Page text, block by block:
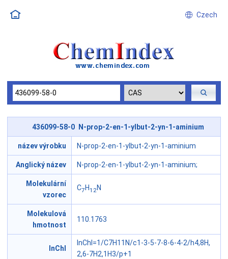
Czech
436099-58-0 N-prop-2-en-1-ylbut-2-yn-1-aminium
název výrobku N-prop-2-en-1-ylbut-2-yn-1-aminium
Anglický název N-prop-2-en-1-ylbut-2-yn-1-aminium;
Molekulární
vzorec
C7 H12N
Molekulová
hmotnost
110.1763
InChl
InChI=1/C7H11N/c1-3-5-7-8-6-4-2/h4,8H,
2,6-7H2,1H3/p+1